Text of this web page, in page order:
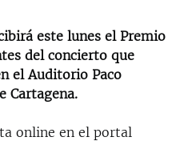
LATINA
este lunes el Premio
del concierto que
el Auditorio Paco
Cartagena.
online en el portal